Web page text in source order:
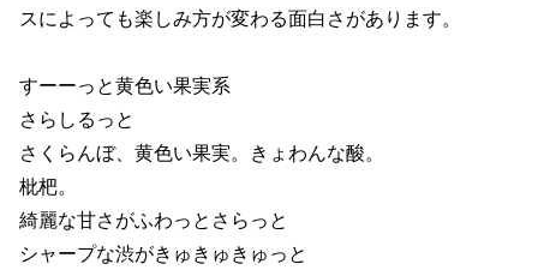
スによっても楽しみ方が変わる面白さがあります。
すーーっと黄色い果実系
さらしるっと
さくらんぼ、黄色い果実。きょわんな酸。
枇杷。
綺麗な甘さがふわっとさらっと
シャープな渋がきゅきゅきゅっと